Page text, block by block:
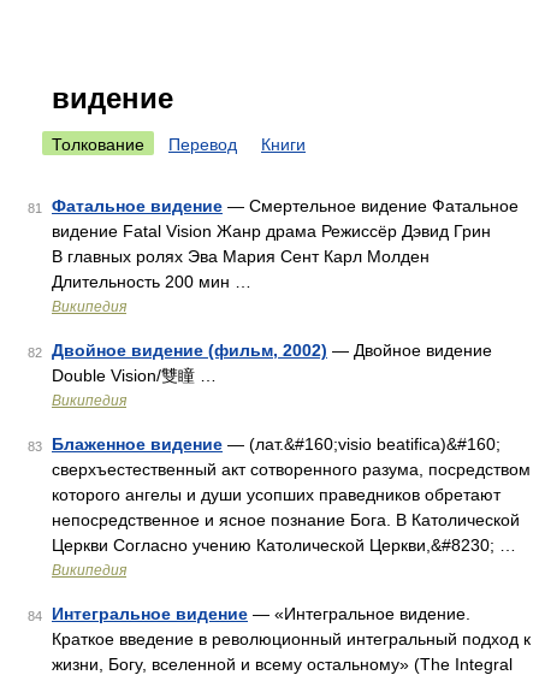
видение
Толкование Перевод Книги
81 Фатальное видение — Смертельное видение Фатальное
видение Fatal Vision Жанр драма Режиссёр Дэвид Грин
В главных ролях Эва Мария Сент Карл Молден
Длительность 200 мин …
Википедия
82 Двойное видение (фильм, 2002) — Двойное видение
Double Vision/雙瞳 …
Википедия
83 Блаженное видение — (лат.&#160;visio beatifica)&#160;
сверхъестественный акт сотворенного разума, посредством
которого ангелы и души усопших праведников обретают
непосредственное и ясное познание Бога. В Католической
Церкви Согласно учению Католической Церкви,&#8230; …
Википедия
84 Интегральное видение — «Интегральное видение.
Краткое введение в революционный интегральный подход к
жизни, Богу, вселенной и всему остальному» (The Integral